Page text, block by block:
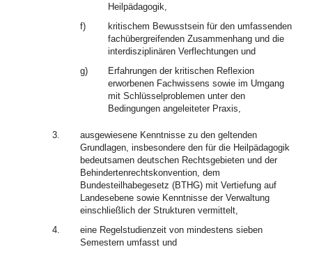
Heilpädagogik,
f)
kritischem Bewusstsein für den umfassenden
fachübergreifenden Zusammenhang und die
interdisziplinären Verflechtungen und
g)
Erfahrungen der kritischen Reflexion
erworbenen Fachwissens sowie im Umgang
mit Schlüsselproblemen unter den
Bedingungen angeleiteter Praxis,
3.
ausgewiesene Kenntnisse zu den geltenden
Grundlagen, insbesondere den für die Heilpädagogik
bedeutsamen deutschen Rechtsgebieten und der
Behindertenrechtskonvention, dem
Bundesteilhabegesetz (BTHG) mit Vertiefung auf
Landesebene sowie Kenntnisse der Verwaltung
einschließlich der Strukturen vermittelt,
4.
eine Regelstudienzeit von mindestens sieben
Semestern umfasst und